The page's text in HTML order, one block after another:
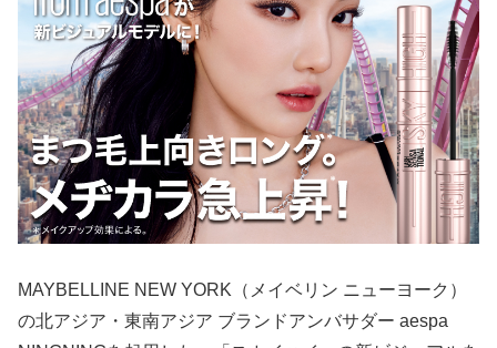
MAYBELLINE NEW YORK（メイベリン ニューヨーク）
の北アジア・東南アジア ブランドアンバサダー aespa